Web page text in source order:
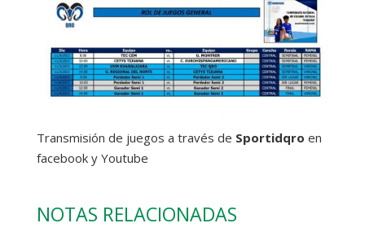
Transmisión de juegos a través de Sportidqro en
facebook y Youtube
NOTAS RELACIONADAS